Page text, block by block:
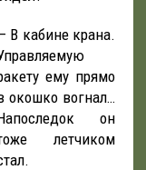
В кабине крана.
ему прямо
окошко вогнал…
он
летчиком